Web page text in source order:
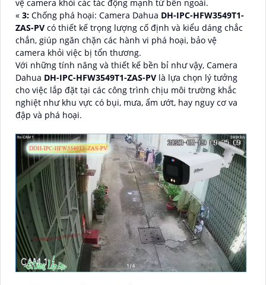
vệ camera khỏi các tác động mạnh từ bên ngoài.
« 3: Chống phá hoại: Camera Dahua DH-IPC-HFW3549T1-
ZAS-PV có thiết kế trọng lượng cố định và kiểu dáng chắc
chắn, giúp ngăn chặn các hành vi phá hoại, bảo vệ
camera khỏi việc bị tổn thương.
Với những tính năng và thiết kế bền bỉ như vậy, Camera
Dahua DH-IPC-HFW3549T1-ZAS-PV là lựa chọn lý tưởng
cho việc lắp đặt tại các công trình chịu môi trường khắc
nghiệt như khu vực có bụi, mưa, ẩm ướt, hay nguy cơ va
đập và phá hoại.